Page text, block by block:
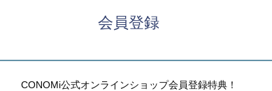
会員登録
CONOMi公式オンラインショップ会員登録特典！